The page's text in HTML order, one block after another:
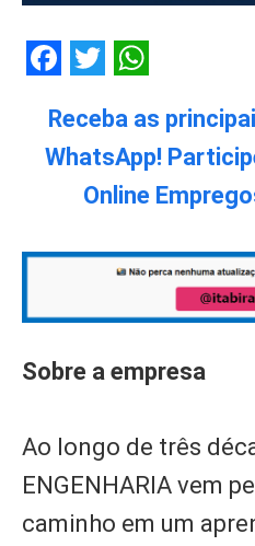
Receba as
WhatsApp!
Online
Sobre a empresa
Ao longo de três
ENGENHARIA vem
caminho em um